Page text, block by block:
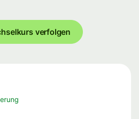
verfolgen